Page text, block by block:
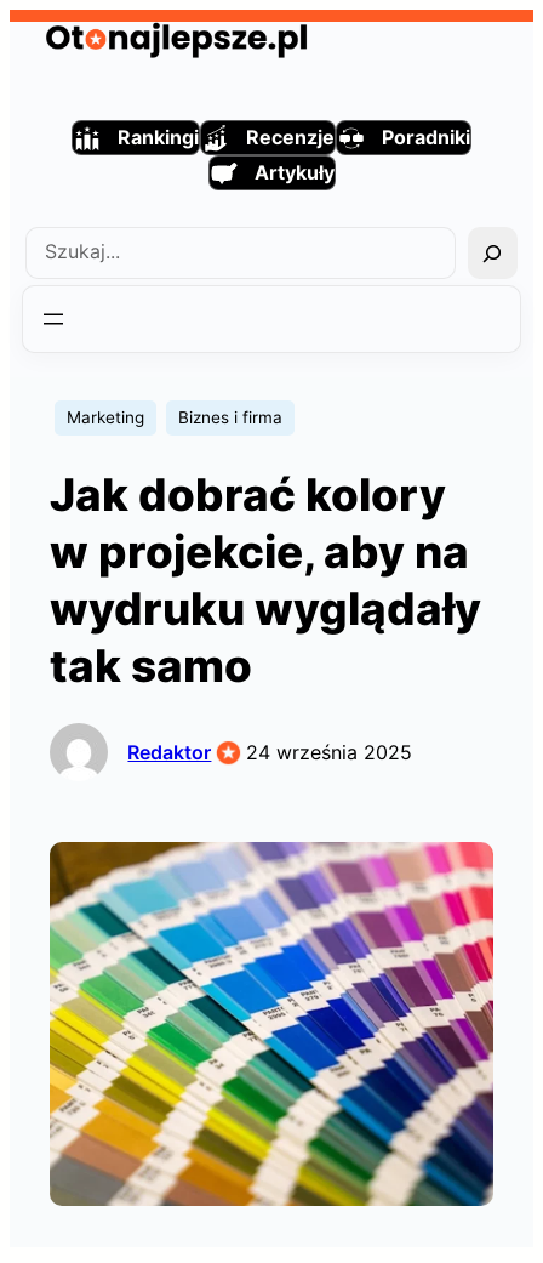
Przejdź
Rankingi Recenzje
Poradniki
Artykuły
Szukaj
Marketing Biznes i firma
Jak dobrać kolory
w projekcie, aby na
wydruku wyglądały
tak samo
Redaktor 24 września 2025